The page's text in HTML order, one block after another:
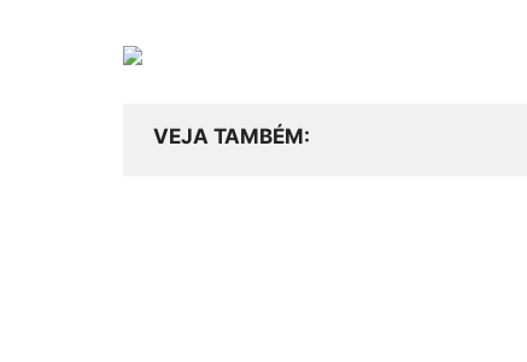
VEJA TAMBÉM